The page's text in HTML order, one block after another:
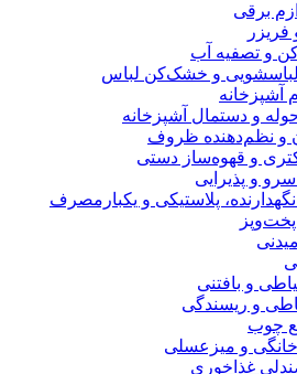
برقی
و تصفیه آب
و خشک‌کن لباس
آشپزخانه
و دستمال آشپزخانه
و نظم‌دهنده ظروف
و قهوه‌ساز دستی
و پذیرایی
پلاستیکی و یکبارمصرف
و بافتنی
و ریسندگی
چوب
خانگی و میزعسلی
غذاخوری